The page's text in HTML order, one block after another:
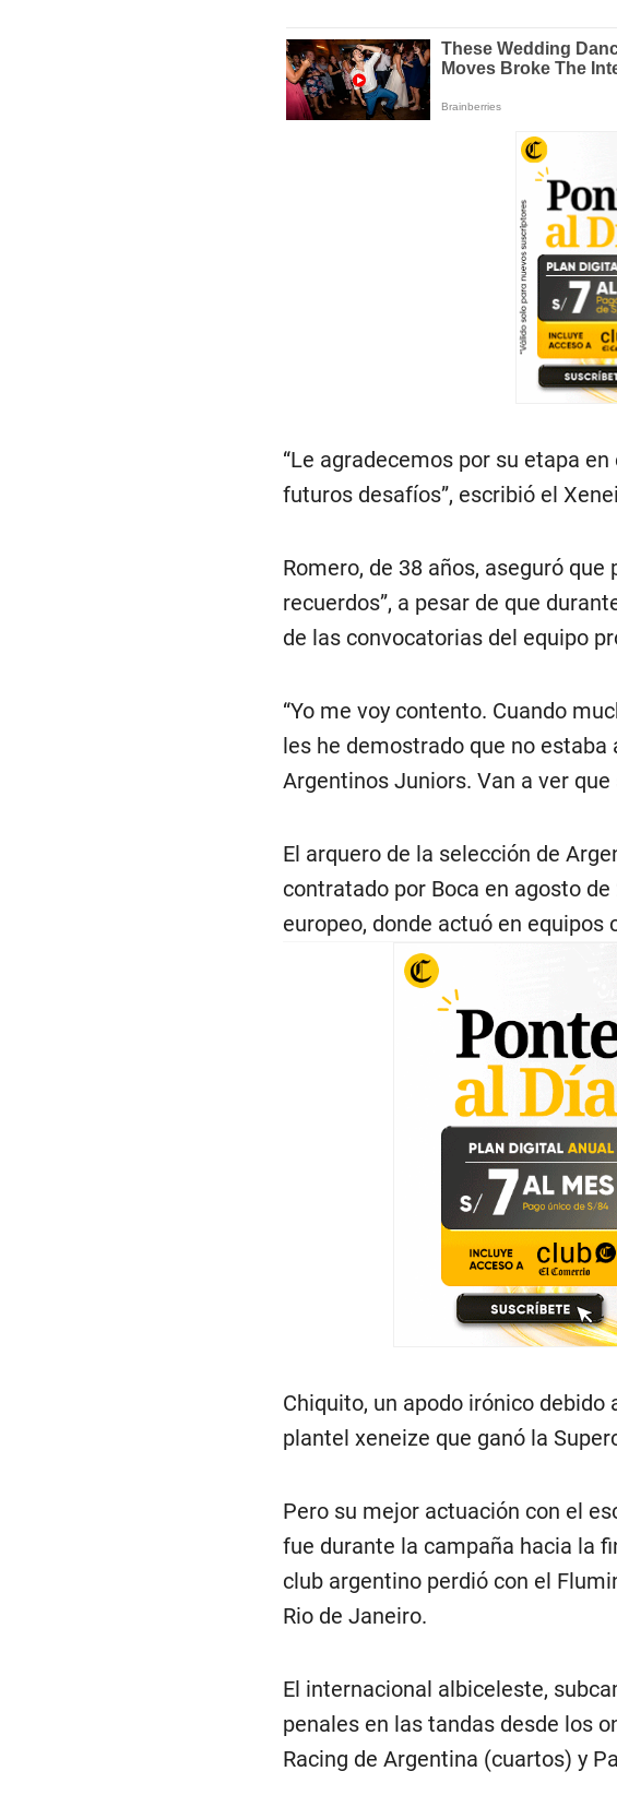
“Le agradecemos por su etapa
futuros desafíos”, escribió el
Romero, de 38 años, aseguró
recuerdos”, a pesar de que
de las convocatorias del equipo
“Yo me voy contento. Cuando
les he demostrado que no estaba
Argentinos Juniors. Van a ver
El arquero de la selección de
contratado por Boca en agosto
europeo, donde actuó en
Chiquito, un apodo irónico
plantel xeneize que ganó la
Pero su mejor actuación con el
fue durante la campaña hacia la
club argentino perdió con el
Rio de Janeiro.
El internacional albiceleste,
penales en las tandas desde los
Racing de Argentina (cuartos) y